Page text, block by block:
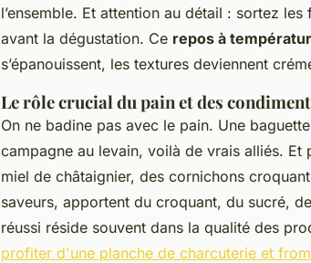
l’ensemble. Et attention au détail : sortez
avant la dégustation. Ce repos à
s’épanouissent, les textures deviennent
Le rôle crucial du pain et des
On ne badine pas avec le pain. Une
campagne au levain, voilà de vrais alliés. Et
miel de châtaignier, des cornichons
saveurs, apportent du croquant, du sucré,
réussi réside souvent dans la qualité des
profiter d'une planche de charcuterie et